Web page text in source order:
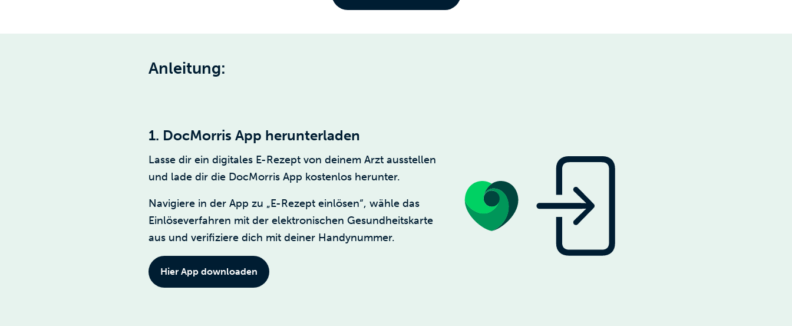
Anleitung:
1. DocMorris App herunterladen
Lasse dir ein digitales E-Rezept von deinem Arzt ausstellen
und lade dir die DocMorris App kostenlos herunter.
Navigiere in der App zu „E-Rezept einlösen“, wähle das
Einlöseverfahren mit der elektronischen Gesundheitskarte
aus und verifiziere dich mit deiner Handynummer.
Hier App downloaden